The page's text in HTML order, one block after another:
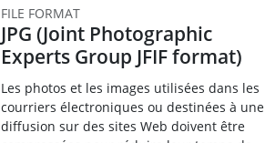
FILE FORMAT
JPG (Joint Photographic
Experts Group JFIF format)
Les photos et les images utilisées dans les
courriers électroniques ou destinées à une
diffusion sur des sites Web doivent être